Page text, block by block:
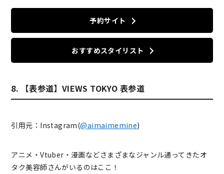
予約サイト
おすすめスタイリスト
8. 【表参道】VIEWS TOKYO 表参道
引用元：Instagram(@aimaimemine)
アニメ・Vtuber・漫画などさまざまなジャンル通ってきたオ
タク美容師さんがいるのはここ！